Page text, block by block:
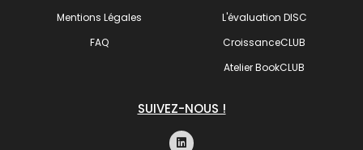
Mentions Légales
FAQ
L'évaluation DISC
CroissanceCLUB
Atelier BookCLUB
SUIVEZ-NOUS !